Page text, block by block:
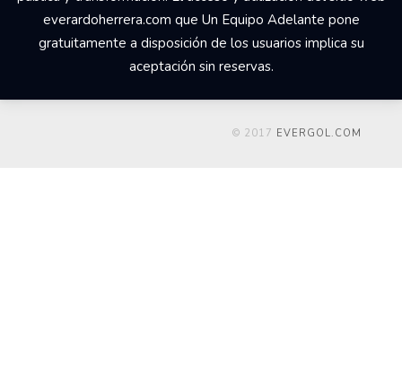
everardoherrera.com que Un Equipo Adelante pone
gratuitamente a disposición de los usuarios implica su
aceptación sin reservas.
© 2017 EVERGOL.COM